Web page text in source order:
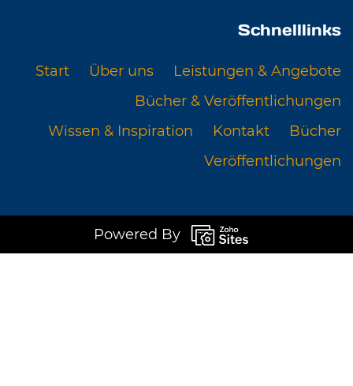
Schnelllinks
Start Über uns
Leistungen & Angebote
Bücher & Veröffentlichungen
Wissen & Inspiration
Kontakt
Bücher
Veröffentlichungen
Powered By